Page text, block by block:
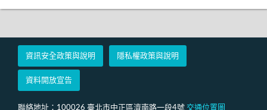
資訊安全政策與說明 隱私權政策與說明
資料開放宣告
聯絡地址：100026 臺北市中正區濟南路一段4號 交通位置圖